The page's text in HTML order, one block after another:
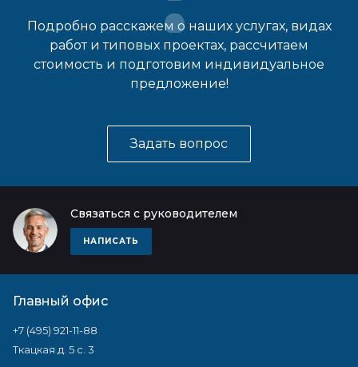
Подробно расскажем о наших услугах, видах
работ и типовых проектах, рассчитаем
стоимость и подготовим индивидуальное
предложение!
Задать вопрос
Связаться с руководителем
НАПИСАТЬ
Главный офис
+7 (495) 921-11-88
Ткацкая д. 5 с. 3